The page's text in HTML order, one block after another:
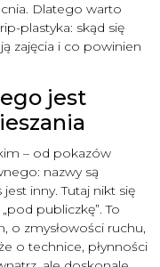
Dlatego warto
plastyka: skąd się
zajęcia i co powinien
jest
– od pokazów
nazwy są
inny. Tutaj nikt się
publiczkę”. To
o zmysłowości ruchu,
o technice, płynności